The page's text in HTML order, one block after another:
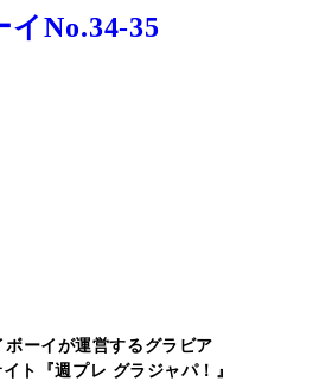
No.34-35
ボーイが運営するグラビア
ト『週プレ グラジャパ！』